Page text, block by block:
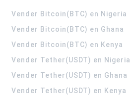
Vender Bitcoin(BTC) en Nigeria
Vender Bitcoin(BTC) en Ghana
Vender Bitcoin(BTC) en Kenya
Vender Tether(USDT) en Nigeria
Vender Tether(USDT) en Ghana
Vender Tether(USDT) en Kenya